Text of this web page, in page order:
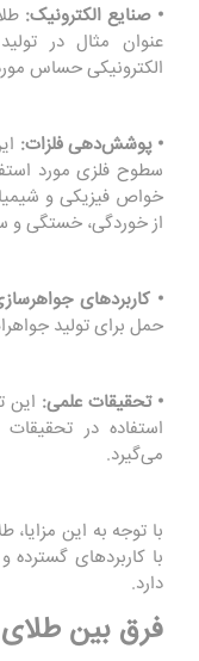
• صنایع الکترونیک:
الکترونیکی حساس
• پوشش‌دهی فلزات:
سطوح فلزی مورد
خواص فیزیکی و
از خوردگی، خستگی
• کاربردهای
حمل برای تولید
• تحقیقات علمی: این
استفاده در
می‌گیرد.
با توجه به این
با کاربردهای
دارد.
فرق بین